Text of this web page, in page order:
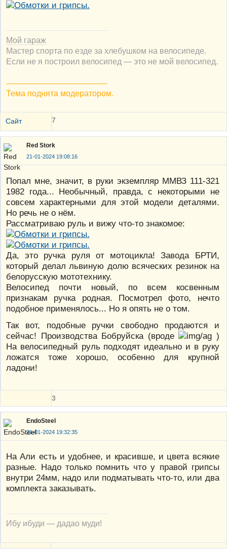
Мой гараж
Мастер спорта по езде за хлебушком на велосипеде.
Если не я построил велосипед — это не мой велосипед.
Тема поднята модератором.
Сайт 7
Red Stork
21-01-2024 19:08:16
Попал мне, значит, в руки экземпляр ММВЗ 111-321
1982 года... Необычный, правда, с некоторыми не
совсем характерными для этой модели деталями.
Но речь не о нём.
Рассматриваю руль и вижу что-то знакомое:
Да, это ручка руля от мотоцикла! Завода БРТИ,
который делал львиную долю всяческих резинок на
белорусскую мототехнику.
Велосипед почти новый, по всем косвенным
признакам ручка родная. Посмотрел фото, нечто
подобное применялось... Но я опять не о том.
Так вот, подобные ручки свободно продаются и
сейчас! Производства Бобруйска (вроде
)
На велосипедный руль подходят идеально и в руку
ложатся тоже хорошо, особенно для крупной
ладони!
3
EndoSteel
21-01-2024 19:32:35
На Али есть и удобнее, и красивше, и цвета всякие
разные. Надо только помнить что у правой грипсы
внутри 24мм, надо или подматывать что-то, или два
комплекта заказывать.
Ибу ибуди — дадао муди!